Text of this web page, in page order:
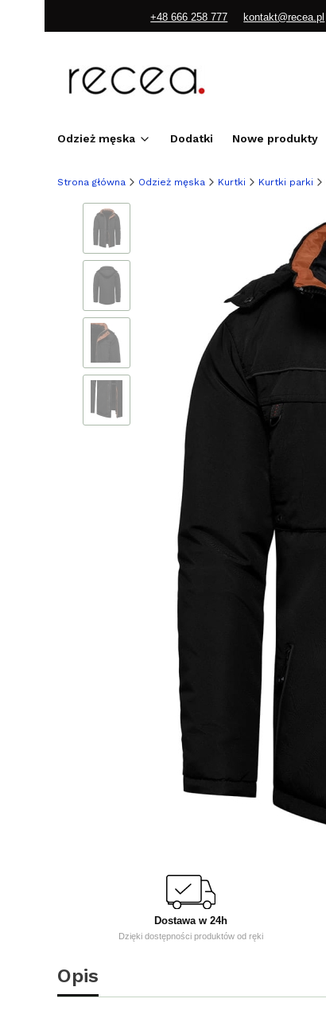
+48 666 258 777 kontakt@recea.pl
Odzież męska Dodatki Nowe produkty
Strona główna Odzież męska Kurtki Kurtki parki
Dostawa w 24h
Dzięki dostępności produktów od ręki
Opis